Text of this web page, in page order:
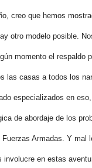
creo que hemos
otro modelo posible.
momento el respaldo
las casas a todos los
especializados en
de abordaje de los
Armadas. Y mal
involucre en estas